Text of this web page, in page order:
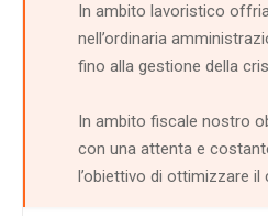
In ambito lavoristico
nell’ordinaria
fino alla gestione della
In ambito fiscale nostro
con una attenta e
l’obiettivo di ottimizzare